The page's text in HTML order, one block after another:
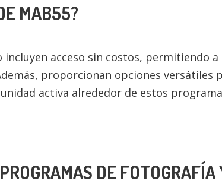
MAB55?
acceso sin costos, permitiendo a
proporcionan opciones versátiles
activa alrededor de estos
DE FOTOGRAFÍA